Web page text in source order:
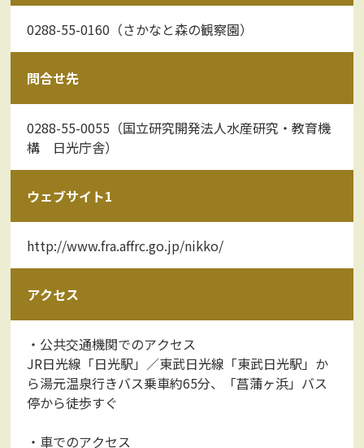
0288-55-0160（さかなと森の観察園）
問合せ先
0288-55-0055（国立研究開発法人水産研究・教育機
構 日光庁舎）
ウェブサイト1
http://www.fra.affrc.go.jp/nikko/
アクセス
・公共交通機関でのアクセス
JR日光線「日光駅」／東武日光線「東武日光駅」か
ら湯元温泉行きバス乗車約65分、「菖蒲ヶ浜」バス
停から徒歩すぐ
・車でのアクセス